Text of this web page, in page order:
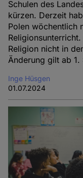
Schulen des
kürzen. Derzeit
Polen wöchentlich
Religion nicht in
Änderung gilt ab
Inge Hüsgen
01.07.2024